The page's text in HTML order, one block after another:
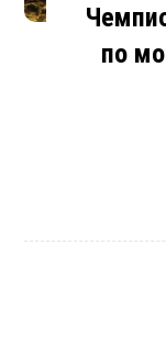
по